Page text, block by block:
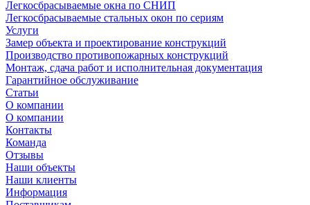
Легкосбрасываемые окна по СНИП
Легкосбрасываемые стальных окон по сериям
Услуги
Замер объекта и проектирование конструкций
Производство противопожарных конструкций
Монтаж, сдача работ и исполнительная документация
Гарантийное обслуживание
Статьи
О компании
О компании
Контакты
Команда
Отзывы
Наши объекты
Наши клиенты
Информация